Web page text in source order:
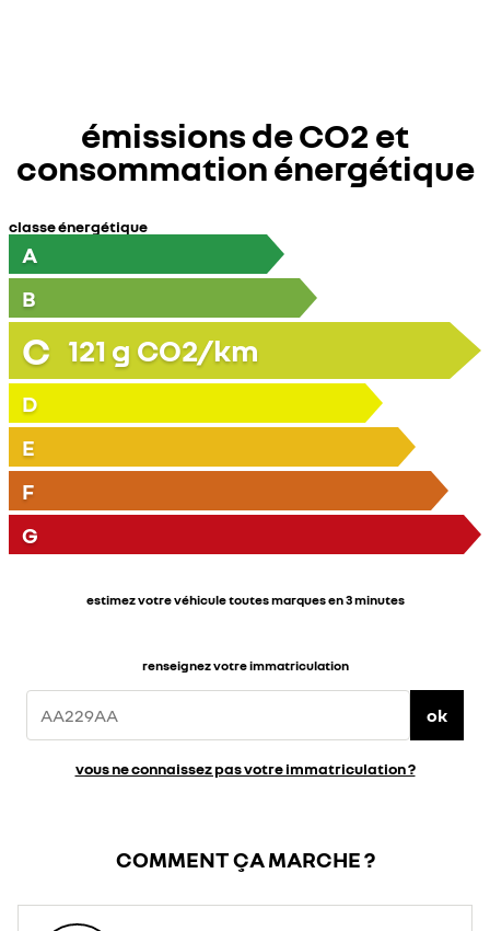
émissions de CO2 et
consommation énergétique
classe énergétique
A
B
C 121 g CO2/km
D
E
F
G
estimez votre véhicule toutes marques en 3 minutes
renseignez votre immatriculation
ok
vous ne connaissez pas votre immatriculation ?
COMMENT ÇA MARCHE ?